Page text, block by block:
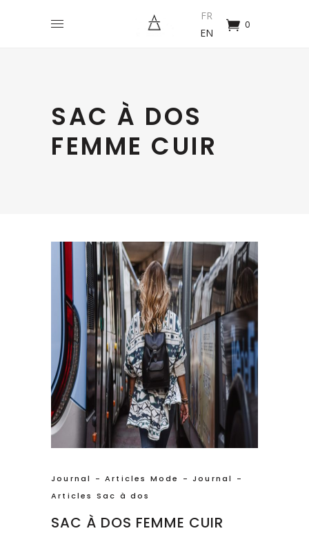
FR
EN
0
SAC À DOS
FEMME CUIR
Journal - Articles Mode -Journal -
Articles Sac à dos
SAC À DOS FEMME CUIR